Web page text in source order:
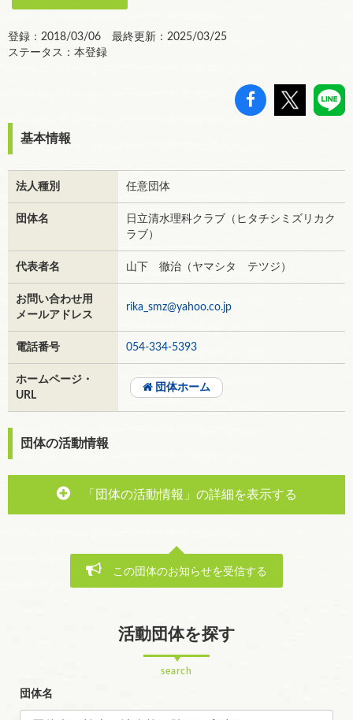
登録：2018/03/06 最終更新：2025/03/25
ステータス：本登録
基本情報
法人種別 任意団体
団体名
日立清水理科クラブ（ヒタチシミズリカク
ラブ）
代表者名 山下 徹治（ヤマシタ テツジ）
お問い合わせ用
メールアドレス
rika_smz@yahoo.co.jp
電話番号 054-334-5393
ホームページ・
URL
団体ホーム
団体の活動情報
「団体の活動情報」の詳細を表示する
この団体のお知らせを受信する
活動団体を探す
search
団体名